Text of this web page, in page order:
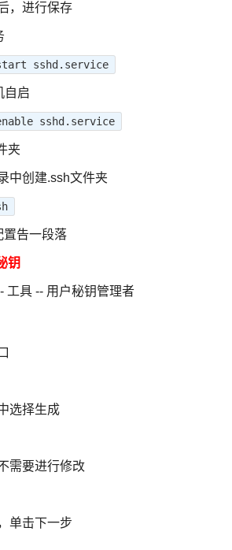
进行保存
sshd.service
自启
sshd.service
夹
中创建.ssh文件夹
置告一段落
钥
工具 -- 用户秘钥管理者
选择生成
需要进行修改
单击下一步